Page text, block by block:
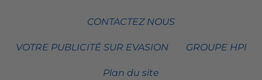
CONTACTEZ NOUS
VOTRE PUBLICITÉ SUR EVASION GROUPE HPI
Plan du site